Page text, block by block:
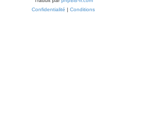
Confidentialité | Conditions